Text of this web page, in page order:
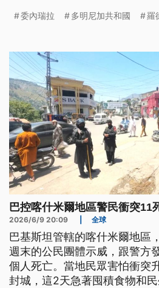
委內瑞拉 多明尼加共和國 羅
巴控喀什米爾地區警民衝突11
2026/6/9 20:09 全球
巴基斯坦管轄的喀什米爾地區
週末的公民團體示威，跟警方
個人死亡。當地民眾害怕衝突
封城，這2天急著囤積食物和民